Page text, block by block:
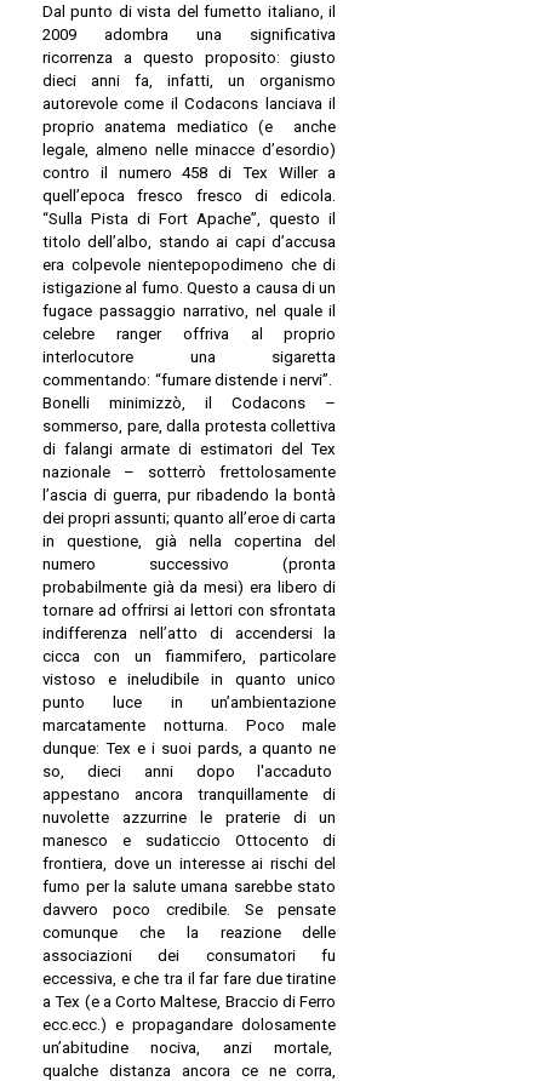
Dal punto di vista del fumetto italiano, il
2009 adombra una significativa
ricorrenza a questo proposito: giusto
dieci anni fa, infatti, un organismo
autorevole come il Codacons lanciava il
proprio anatema mediatico (e anche
legale, almeno nelle minacce d’esordio)
contro il numero 458 di Tex Willer a
quell’epoca fresco fresco di edicola.
“Sulla Pista di Fort Apache”, questo il
titolo dell’albo, stando ai capi d’accusa
era colpevole nientepopodimeno che di
istigazione al fumo. Questo a causa di un
fugace passaggio narrativo, nel quale il
celebre ranger offriva al proprio
interlocutore una sigaretta
commentando: “fumare distende i nervi”.
Bonelli minimizzò, il Codacons –
sommerso, pare, dalla protesta collettiva
di falangi armate di estimatori del Tex
nazionale – sotterrò frettolosamente
l’ascia di guerra, pur ribadendo la bontà
dei propri assunti; quanto all’eroe di carta
in questione, già nella copertina del
numero successivo (pronta
probabilmente già da mesi) era libero di
tornare ad offrirsi ai lettori con sfrontata
indifferenza nell’atto di accendersi la
cicca con un fiammifero, particolare
vistoso e ineludibile in quanto unico
punto luce in un’ambientazione
marcatamente notturna. Poco male
dunque: Tex e i suoi pards, a quanto ne
so, dieci anni dopo l'accaduto
appestano ancora tranquillamente di
nuvolette azzurrine le praterie di un
manesco e sudaticcio Ottocento di
frontiera, dove un interesse ai rischi del
fumo per la salute umana sarebbe stato
davvero poco credibile. Se pensate
comunque che la reazione delle
associazioni dei consumatori fu
eccessiva, e che tra il far fare due tiratine
a Tex (e a Corto Maltese, Braccio di Ferro
ecc.ecc.) e propagandare dolosamente
un’abitudine nociva, anzi mortale,
qualche distanza ancora ce ne corra,